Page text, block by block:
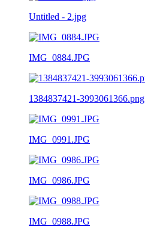
Untitled - 2.jpg
IMG_0884.JPG
1384837421-3993061366.png
IMG_0991.JPG
IMG_0986.JPG
IMG_0988.JPG